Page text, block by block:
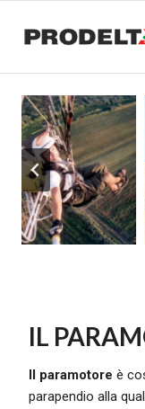
IL
Il paramotore è
parapendio alla